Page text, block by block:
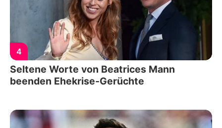
4
Seltene Worte von Beatrices Mann
beenden Ehekrise-Gerüchte